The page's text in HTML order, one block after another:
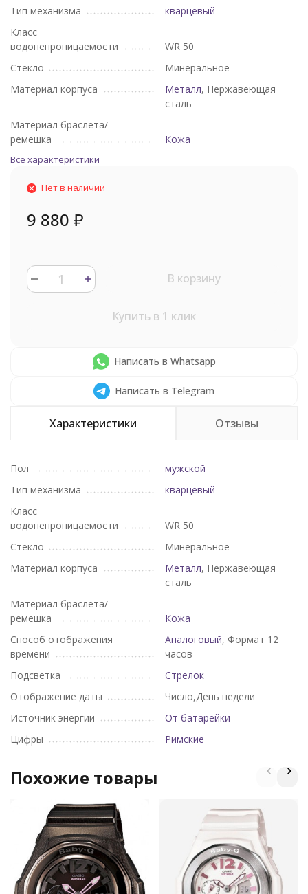
Тип механизма
кварцевый
Класс
водонепроницаемости
WR 50
Стекло
Минеральное
Материал корпуса
Металл, Нержавеющая
сталь
Материал браслета/
ремешка
Кожа
Все характеристики
Нет в наличии
9 880 ₽
В корзину
Купить в 1 клик
Написать в Whatsapp
Написать в Telegram
Характеристики Отзывы
Пол
мужской
Тип механизма
кварцевый
Класс
водонепроницаемости
WR 50
Стекло
Минеральное
Материал корпуса
Металл, Нержавеющая
сталь
Материал браслета/
ремешка
Кожа
Способ отображения
времени
Аналоговый, Формат 12
часов
Подсветка
Стрелок
Отображение даты
Число,День недели
Источник энергии
От батарейки
Цифры
Римские
Похожие товары